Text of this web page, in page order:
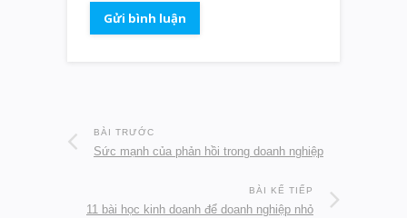
BÀI TRƯỚC
Sức mạnh của phản hồi trong doanh nghiệp
BÀI KẾ TIẾP
11 bài học kinh doanh để doanh nghiệp nhỏ